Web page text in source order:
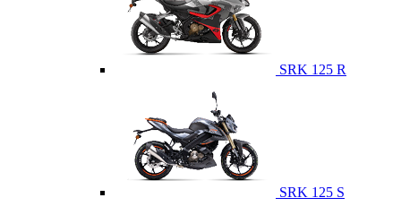
SRK 125 R
SRK 125 S